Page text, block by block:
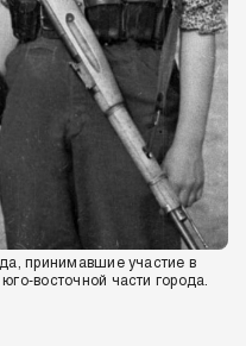
принимавшие участие в
восточной части города.